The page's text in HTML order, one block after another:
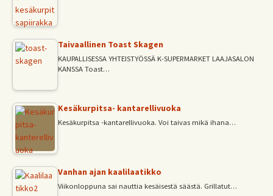
Taivaallinen Toast Skagen
KAUPALLISESSA YHTEISTYÖSSÄ K-SUPERMARKET LAAJASALON
KANSSA Toast…
Kesäkurpitsa- kantarellivuoka
Kesäkurpitsa -kantarellivuoka. Voi taivas mikä ihana…
Vanhan ajan kaalilaatikko
Viikonloppuna sai nauttia kesäisestä säästä. Grillatut…